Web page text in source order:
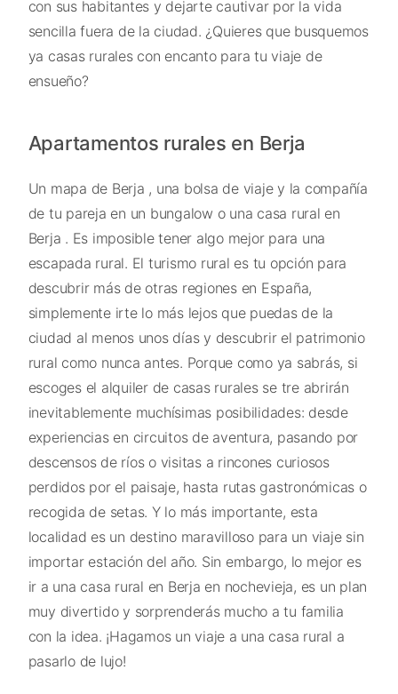
con sus habitantes y dejarte cautivar por la vida
sencilla fuera de la ciudad. ¿Quieres que busquemos
ya casas rurales con encanto para tu viaje de
ensueño?
Apartamentos rurales en Berja
Un mapa de Berja , una bolsa de viaje y la compañía
de tu pareja en un bungalow o una casa rural en
Berja . Es imposible tener algo mejor para una
escapada rural. El turismo rural es tu opción para
descubrir más de otras regiones en España,
simplemente irte lo más lejos que puedas de la
ciudad al menos unos días y descubrir el patrimonio
rural como nunca antes. Porque como ya sabrás, si
escoges el alquiler de casas rurales se tre abrirán
inevitablemente muchísimas posibilidades: desde
experiencias en circuitos de aventura, pasando por
descensos de ríos o visitas a rincones curiosos
perdidos por el paisaje, hasta rutas gastronómicas o
recogida de setas. Y lo más importante, esta
localidad es un destino maravilloso para un viaje sin
importar estación del año. Sin embargo, lo mejor es
ir a una casa rural en Berja en nochevieja, es un plan
muy divertido y sorprenderás mucho a tu familia
con la idea. ¡Hagamos un viaje a una casa rural a
pasarlo de lujo!